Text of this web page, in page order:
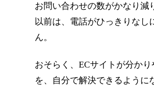
お問い合わせの数がかなり減
以前は、電話がひっきりな
ん。
おそらく、ECサイトが分か
を、自分で解決できるように